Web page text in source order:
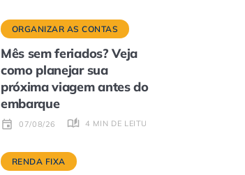
ORGANIZAR AS CONTAS
Mês sem feriados? Veja
como planejar sua
próxima viagem antes do
embarque
07/08/26 4 MIN DE LEITURA
RENDA FIXA